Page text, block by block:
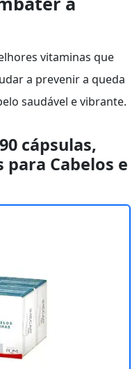
vitaminas que
a prevenir a queda
saudável e vibrante.
cápsulas,
para Cabelos e